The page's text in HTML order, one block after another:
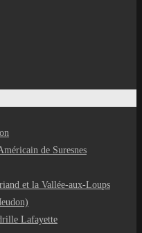
de Suresnes
et la Vallée-aux-Loups
Lafayette